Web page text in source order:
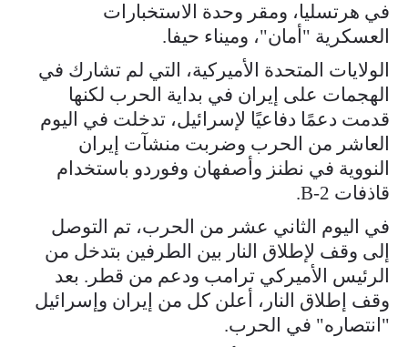
في هرتسليا، ومقر وحدة الاستخبارات
العسكرية "أمان"، وميناء حيفا.
الولايات المتحدة الأميركية، التي لم تشارك في
الهجمات على إيران في بداية الحرب لكنها
قدمت دعمًا دفاعيًا لإسرائيل، تدخلت في اليوم
العاشر من الحرب وضربت منشآت إيران
النووية في نطنز وأصفهان وفوردو باستخدام
قاذفات B-2.
في اليوم الثاني عشر من الحرب، تم التوصل
إلى وقف لإطلاق النار بين الطرفين بتدخل من
الرئيس الأميركي ترامب ودعم من قطر. بعد
وقف إطلاق النار، أعلن كل من إيران وإسرائيل
"انتصاره" في الحرب.